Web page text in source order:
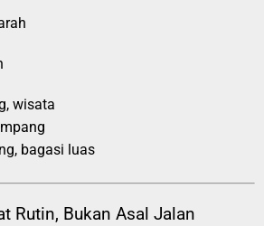
wisata
bagasi luas
Rutin, Bukan Asal Jalan